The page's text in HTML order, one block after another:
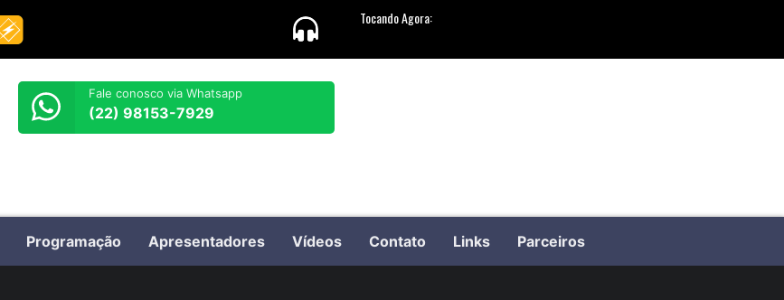
Fale conosco via Whatsapp
(22) 98153-7929
Programação Apresentadores Vídeos Contato Links Parceiros